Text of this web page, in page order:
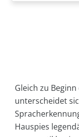
Gleich zu
unterscheidet
Hauspies